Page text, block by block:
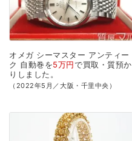
オメガ シーマスター アンティー
ク 自動巻を5万円で買取・質預か
り しました。
（2022年5月／大阪・千里中央）